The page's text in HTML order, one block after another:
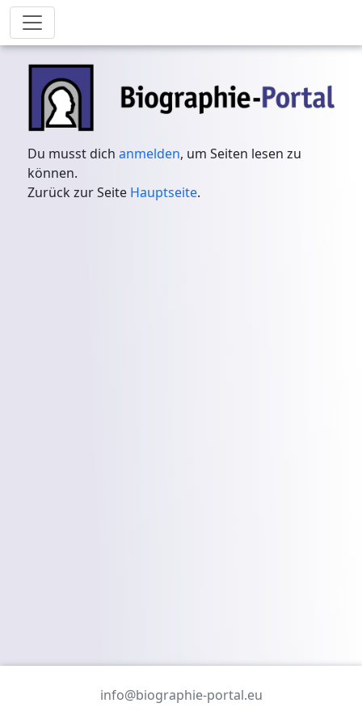
Du musst dichanmelden, um Seiten lesen zu
können.
Zurück zur Seite Hauptseite.
info@biographie-portal.eu